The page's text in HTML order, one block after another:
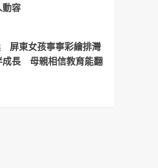
動容
屏東女孩寧寧彩繪排灣
成長 母親相信教育能翻